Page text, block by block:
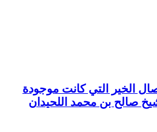
الخير التي كانت موجودة
صالح بن محمد اللحيدان